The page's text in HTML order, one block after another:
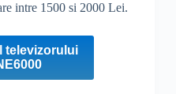
intre 1500 si 2000 Lei.
televizorului